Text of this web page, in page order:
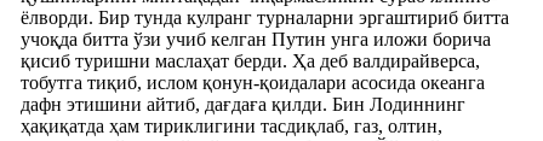
ёлворди. Бир тунда кулранг турналарни эргаштириб битта
учоқда битта ўзи учиб келган Путин унга иложи борича
қисиб туришни маслаҳат берди. Ҳа деб валдирайверса,
тобутга тиқиб, ислом қонун-қоидалари асосида океанга
дафн этишини айтиб, дағдаға қилди. Бин Лодиннинг
ҳақиқатда ҳам тириклигини тасдиқлаб, газ, олтин,